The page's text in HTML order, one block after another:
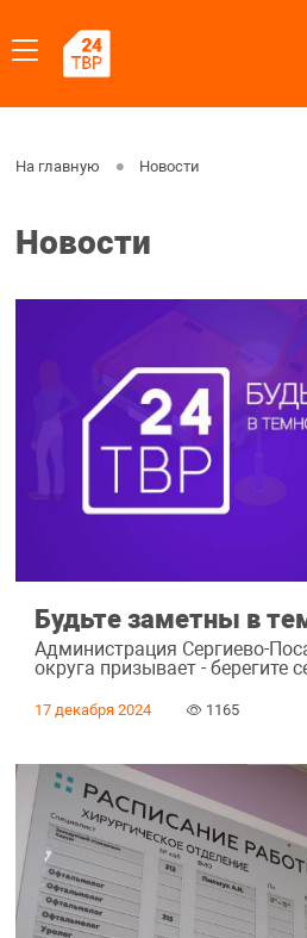
На главную Новости
Новости
Будьте заметны в
Администрация Сергиево-
округа призывает - берегите
17 декабря 2024 1165